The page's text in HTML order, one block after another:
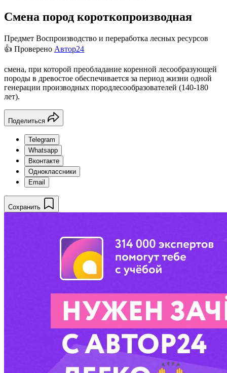
Смена пород короткопроизводная
Предмет Воспроизводство и переработка лесных ресурсов
👍 Проверено Автор24
смена, при которой преобладание коренной лесообразующей
породы в древостое обеспечивается за период жизни одной
генерации производных породлесообразователей (140-180
лет).
Поделиться
Telegram
Whatsapp
Вконтакте
Одноклассники
Email
Сохранить